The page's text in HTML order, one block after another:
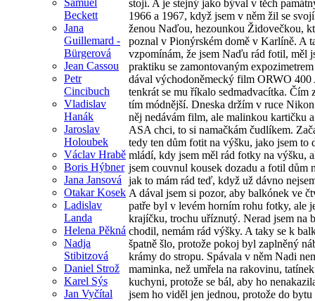
Beckett
Jana
Guillemard -
Bürgerová
Jean Cassou
Petr
Cincibuch
Vladislav
Hanák
Jaroslav
Holoubek
Václav Hrabě
Boris Hýbner
Jana Jansová
Otakar Kosek
Ladislav
Landa
Helena Pěkná
Nadja
Stibitzová
Daniel Strož
Karel Sýs
Jan Vyčítal
stojí. A je stejný jako býval v těch
1966 a 1967, když jsem v něm žil se
ženou Naďou, hezounkou Židovečkou,
poznal v Pionýrském domě v Karlíně. A
vzpomínám, že jsem Naďu rád fotil, měl
praktiku se zamontovaným
dával východoněmecký film ORWO
tenkrát se mu říkalo sedmadvacítka. Čím
tím módnější. Dneska držím v ruce
něj nedávám film, ale malinkou kartičku
ASA chci, to si namačkám čudlíkem.
tedy ten dům fotit na výšku, jako jsem to
mládí, kdy jsem měl rád fotky na výšku,
jsem couvnul kousek dozadu a fotil dům
jak to mám rád teď, když už dávno
A dával jsem si pozor, aby balkónek ve
patře byl v levém horním rohu fotky, ale
krajíčku, trochu uříznutý. Nerad jsem na
chodil, nemám rád výšky. A taky se k
špatně šlo, protože pokoj byl zaplněný
krámy do stropu. Spávala v něm Nadi
maminka, než umřela na rakovinu,
kuchyni, protože se bál, aby ho
jsem ho viděl jen jednou, protože do bytu